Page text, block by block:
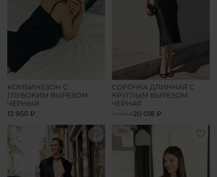
КОМБИНЕЗОН С
ГЛУБОКИМ ВЫРЕЗОМ
ЧЕРНЫЙ
13 950 ₽
СОРОЧКА ДЛИННАЯ С
КРУГЛЫМ ВЫРЕЗОМ
ЧЕРНАЯ
23 550 ₽20 018 ₽
-15%